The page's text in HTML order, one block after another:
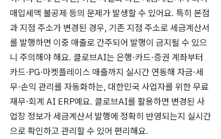
매입세액 불공제 등의 문제가 발생할 수 있어요. 특히 본점
과 지점 주소가 변경된 경우, 기존 지점 주소로 세금계산서
를 발행하면 이중 매출로 간주되어 발행이 금지될 수 있으
니 주의해야 해요. 클로브AI는 은행·카드·증권 계좌부터
카드·PG·마켓플레이스 매출까지 실시간 연동해 자금·세
무·손익 관리를 자동화하는, 대한민국 사업자를 위한 무료
재무·회계 AI ERP예요. 클로브AI를 활용하면 변경된 사
업장 정보가 세금계산서 발행에 정확히 반영되는지 실시간
으로 확인하고 관리할 수 있어 편리해요.